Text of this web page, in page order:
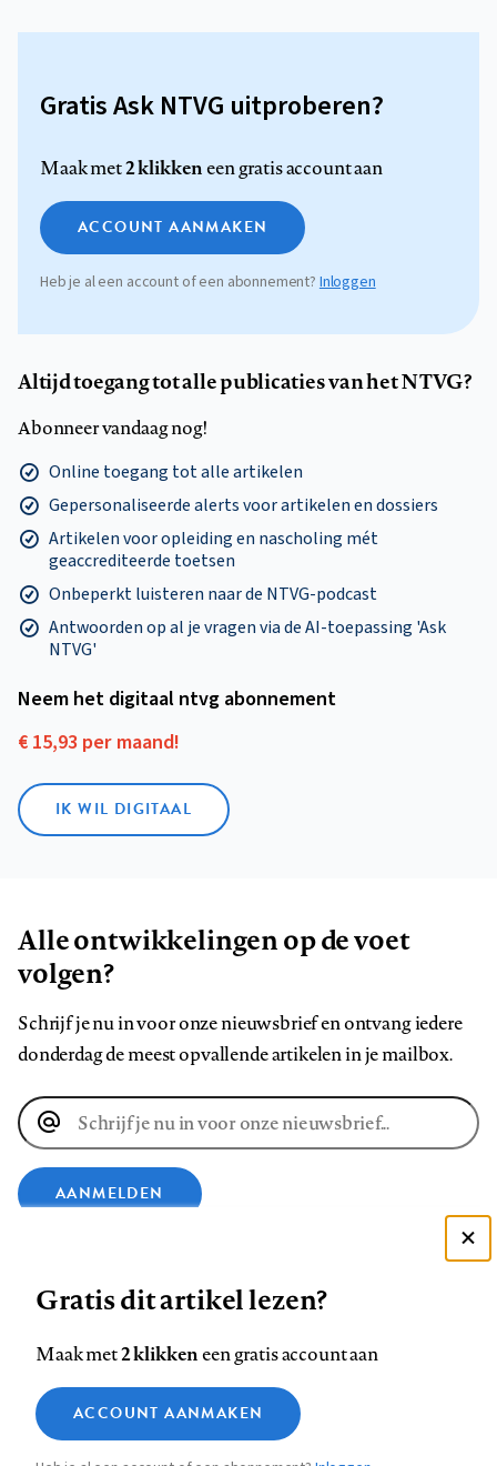
Gratis Ask NTVG uitproberen?
Maak met2 klikkeneen gratis account aan
ACCOUNT AANMAKEN
Heb je al een account of een abonnement?Inloggen
Altijd toegang tot alle publicaties van het NTVG?
Abonneer vandaag nog!
Online toegang tot alle artikelen
Gepersonaliseerde alerts voor artikelen en dossiers
Artikelen voor opleiding en nascholing mét
geaccrediteerde toetsen
Onbeperkt luisteren naar de NTVG-podcast
Antwoorden op al je vragen via de AI-toepassing 'Ask
NTVG'
Neem het digitaal ntvg abonnement
€ 15,93 per maand!
IK WIL DIGITAAL
Alle ontwikkelingen op de voet
volgen?
Schrijf je nu in voor onze nieuwsbrief en ontvang iedere
donderdag de meest opvallende artikelen in je mailbox.
E-
mailadres
AANMELDEN
op
Facebook
op
LinkedIn
op
Bluesky
ons
op
InstagramYouTube
Footer
Contact Colofon Disclaimer Privacy
Medische vragen verdienen
betrouwbare antwoorden
Zie onze cookie policy
Analytische cookies
Gratis dit artikel lezen?
Maak met2 klikkeneen gratis account aan
ACCOUNT AANMAKEN